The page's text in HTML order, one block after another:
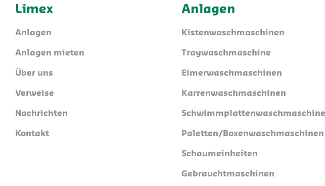
Limex
Anlagen
Anlagen mieten
Über uns
Verweise
Nachrichten
Kontakt
Anlagen
Kistenwaschmaschinen
Traywaschmaschine
Eimerwaschmaschinen
Karrenwaschmaschinen
Paletten/Boxenwaschmaschinen
Schaumeinheiten
Gebrauchtmaschinen